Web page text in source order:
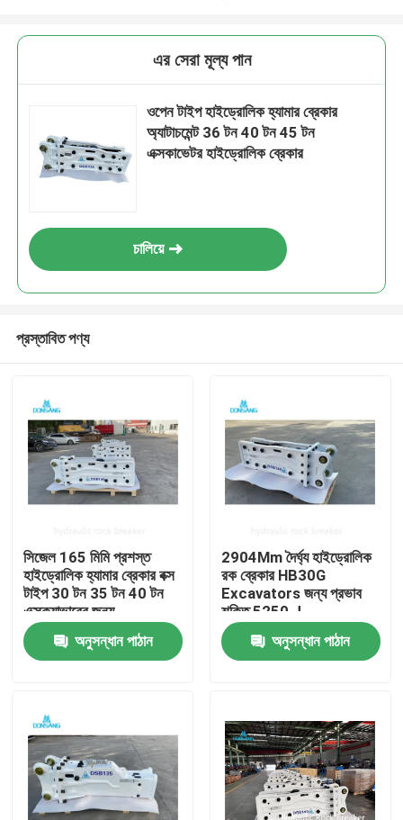
বাড়ি
পণ্য
এর সেরা মূল্য পান
ওপেন টাইপ হাইড্রোলিক হ্যামার ব্রেকার
অ্যাটাচমেন্ট 36 টন 40 টন 45 টন
এক্সকাভেটর হাইড্রোলিক ব্রেকার
চালিয়ে
প্রস্তাবিত পণ্য
সিজেল 165 মিমি প্রশস্ত
হাইড্রোলিক হ্যামার ব্রেকার বক্স
টাইপ 30 টন 35 টন 40 টন
এক্সক্যাভারের জন্য
অনুসন্ধান পাঠান
2904Mm দৈর্ঘ্য হাইড্রোলিক
রক ব্রেকার HB30G
Excavators জন্য প্রভাব
শক্তি 5250 J
অনুসন্ধান পাঠান